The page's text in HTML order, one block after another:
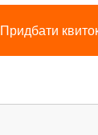
Придбати